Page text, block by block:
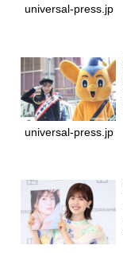
universal-press.jp
universal-press.jp